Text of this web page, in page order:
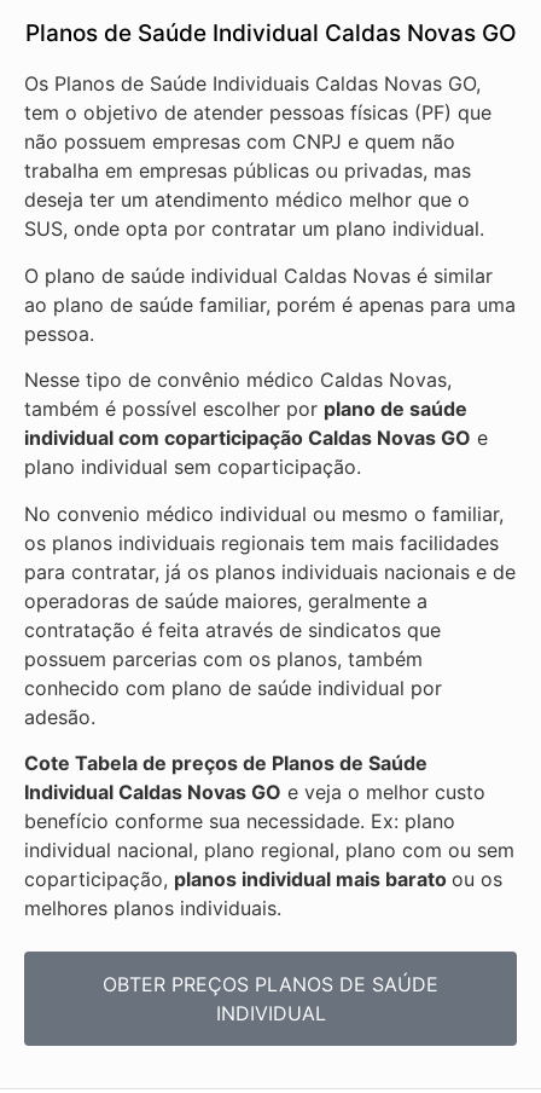
Planos de Saúde Individual Caldas Novas GO
Os Planos de Saúde Individuais Caldas Novas GO,
tem o objetivo de atender pessoas físicas (PF) que
não possuem empresas com CNPJ e quem não
trabalha em empresas públicas ou privadas, mas
deseja ter um atendimento médico melhor que o
SUS, onde opta por contratar um plano individual.
O plano de saúde individual Caldas Novas é similar
ao plano de saúde familiar, porém é apenas para uma
pessoa.
Nesse tipo de convênio médico Caldas Novas,
também é possível escolher por plano de saúde
individual com coparticipação Caldas Novas GO e
plano individual sem coparticipação.
No convenio médico individual ou mesmo o familiar,
os planos individuais regionais tem mais facilidades
para contratar, já os planos individuais nacionais e de
operadoras de saúde maiores, geralmente a
contratação é feita através de sindicatos que
possuem parcerias com os planos, também
conhecido com plano de saúde individual por
adesão.
Cote Tabela de preços de Planos de Saúde
Individual Caldas Novas GO e veja o melhor custo
benefício conforme sua necessidade. Ex: plano
individual nacional, plano regional, plano com ou sem
coparticipação, planos individual mais barato ou os
melhores planos individuais.
OBTER PREÇOS PLANOS DE SAÚDE
INDIVIDUAL